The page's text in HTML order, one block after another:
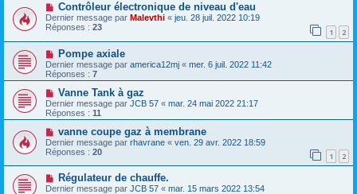
Contrôleur électronique de niveau d'eau
Dernier message par Malevthi « jeu. 28 juil. 2022 10:19
Réponses : 23 1 2
Pompe axiale
Dernier message par america12mj « mer. 6 juil. 2022 11:42
Réponses : 7
Vanne Tank à gaz
Dernier message par JCB 57 « mar. 24 mai 2022 21:17
Réponses : 11
vanne coupe gaz à membrane
Dernier message par rhavrane « ven. 29 avr. 2022 18:59
Réponses : 20 1 2
Régulateur de chauffe.
Dernier message par JCB 57 « mar. 15 mars 2022 13:54